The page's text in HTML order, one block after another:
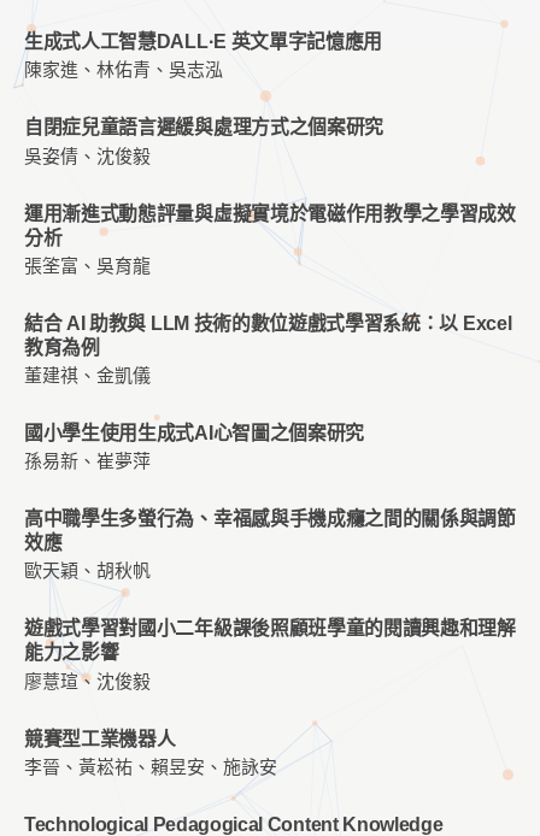
生成式人工智慧DALL·E 英文單字記憶應用
陳家進、林佑青、吳志泓
自閉症兒童語言遲緩與處理方式之個案研究
吳姿倩、沈俊毅
運用漸進式動態評量與虛擬實境於電磁作用教學之學習成效
分析
張筌富、吳育龍
結合 AI 助教與 LLM 技術的數位遊戲式學習系統：以 Excel
教育為例
董建祺、金凱儀
國小學生使用生成式AI心智圖之個案研究
孫易新、崔夢萍
高中職學生多螢行為、幸福感與手機成癮之間的關係與調節
效應
歐天穎、胡秋帆
遊戲式學習對國小二年級課後照顧班學童的閱讀興趣和理解
能力之影響
廖薏瑄、沈俊毅
競賽型工業機器人
李晉、黃崧祐、賴昱安、施詠安
Technological Pedagogical Content Knowledge